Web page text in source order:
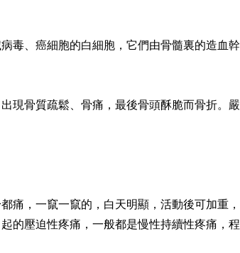
毒、癌細胞的白細胞，它們由骨髓裏的造血幹
現骨質疏鬆、骨痛，最後骨頭酥脆而骨折。嚴
痛，一竄一竄的，白天明顯，活動後可加重，
的壓迫性疼痛，一般都是慢性持續性疼痛，程